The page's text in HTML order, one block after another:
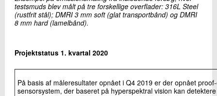
testsmuds blev målt på tre forskellige overflader: 316L Steel
(rustfrit stål); DMRI 3 mm soft (glat transportbånd) og DMRI
8 mm hard (lamelbånd).
Projektstatus 1. kvartal 2020
På basis af måleresultater opnået i Q4 2019 er der opnået
sensorsystem, der baseret på hyperspektral vision kan